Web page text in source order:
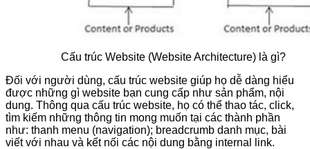
Cấu trúc Website (Website Architecture) là gì?
Đối với người dùng, cấu trúc website giúp họ dễ dàng hiểu
được những gì website bạn cung cấp như sản phẩm, nội
dung. Thông qua cấu trúc website, họ có thể thao tác, click,
tìm kiếm những thông tin mong muốn tại các thành phần
như: thanh menu (navigation); breadcrumb danh mục, bài
viết với nhau và kết nối các nội dung bằng internal link.